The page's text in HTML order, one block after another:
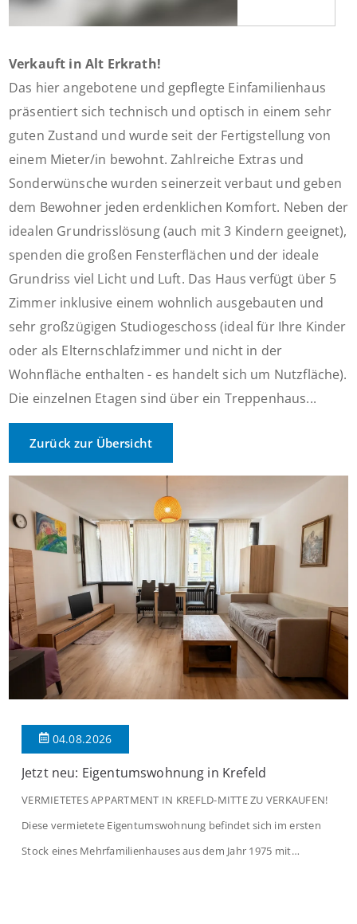
Verkauft in Alt Erkrath!
Das hier angebotene und gepflegte Einfamilienhaus
präsentiert sich technisch und optisch in einem sehr
guten Zustand und wurde seit der Fertigstellung von
einem Mieter/in bewohnt. Zahlreiche Extras und
Sonderwünsche wurden seinerzeit verbaut und geben
dem Bewohner jeden erdenklichen Komfort. Neben der
idealen Grundrisslösung (auch mit 3 Kindern geeignet),
spenden die großen Fensterflächen und der ideale
Grundriss viel Licht und Luft. Das Haus verfügt über 5
Zimmer inklusive einem wohnlich ausgebauten und
sehr großzügigen Studiogeschoss (ideal für Ihre Kinder
oder als Elternschlafzimmer und nicht in der
Wohnfläche enthalten - es handelt sich um Nutzfläche).
Die einzelnen Etagen sind über ein Treppenhaus...
Zurück zur Übersicht
04.08.2026
Jetzt neu: Eigentumswohnung in Krefeld
VERMIETETES APPARTMENT IN KREFLD-MITTE ZU VERKAUFEN!
Diese vermietete Eigentumswohnung befindet sich im ersten
Stock eines Mehrfamilienhauses aus dem Jahr 1975 mit